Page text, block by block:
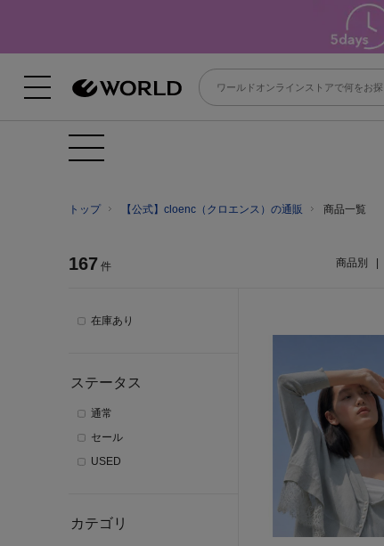
トップ 【公式】cloenc（クロエンス）の通販 商品一覧
167 件 商品別
在庫あり
ステータス
通常
セール
USED
カテゴリ